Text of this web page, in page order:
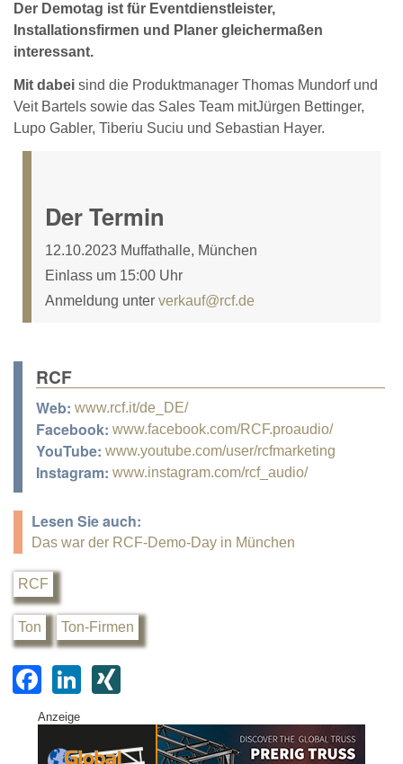
Der Demotag ist für Eventdienstleister,
Installationsfirmen und Planer gleichermaßen
interessant.
Mit dabei sind die Produktmanager Thomas Mundorf und
Veit Bartels sowie das Sales Team mitJürgen Bettinger,
Lupo Gabler, Tiberiu Suciu und Sebastian Hayer.
Der Termin
12.10.2023 Muffathalle, München
Einlass um 15:00 Uhr
Anmeldung unter verkauf@rcf.de
RCF
Web: www.rcf.it/de_DE/
Facebook: www.facebook.com/RCF.proaudio/
YouTube: www.youtube.com/user/rcfmarketing
Instagram: www.instagram.com/rcf_audio/
Lesen Sie auch:
Das war der RCF-Demo-Day in München
RCF
Ton Ton-Firmen
F
a
c
Li
k
G
Anzeige